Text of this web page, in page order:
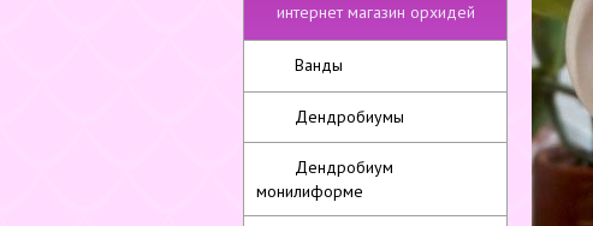
интернет магазин орхидей
Ванды
Дендробиумы
Дендробиум
монилиформе